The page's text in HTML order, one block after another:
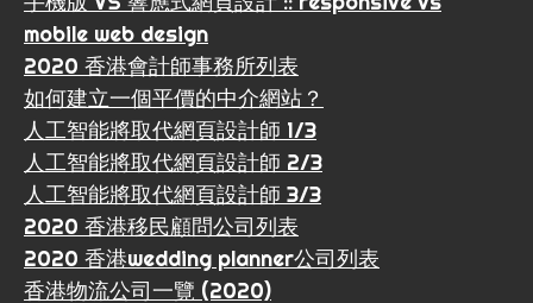
mobile web design
2020 香港會計師事務所列表
如何建立一個平價的中介網站？
人工智能將取代網頁設計師 1/3
人工智能將取代網頁設計師 2/3
人工智能將取代網頁設計師 3/3
2020 香港移民顧問公司列表
2020 香港wedding planner公司列表
香港物流公司一覽 (2020)